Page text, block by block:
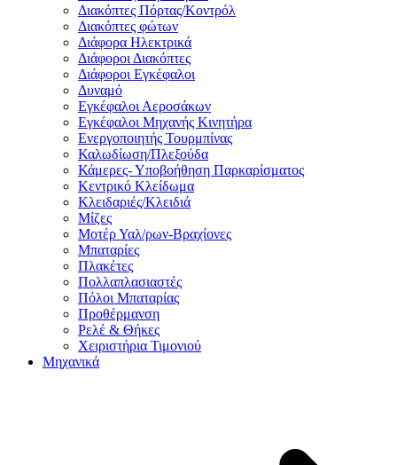
Διακόπτες Πόρτας/Κοντρόλ
Διακόπτες φώτων
Διάφορα Ηλεκτρικά
Διάφοροι Διακόπτες
Διάφοροι Εγκέφαλοι
Δυναμό
Εγκέφαλοι Αεροσάκων
Εγκέφαλοι Μηχανής Κινητήρα
Ενεργοποιητής Τουρμπίνας
Καλωδίωση/Πλεξούδα
Κάμερες- Υποβοήθηση Παρκαρίσματος
Κεντρικό Κλείδωμα
Κλειδαριές/Κλειδιά
Μίζες
Μοτέρ Υαλ/ρων-Βραχίονες
Μπαταρίες
Πλακέτες
Πολλαπλασιαστές
Πόλοι Μπαταρίας
Προθέρμανση
Ρελέ & Θήκες
Χειριστήρια Τιμονιού
Μηχανικά